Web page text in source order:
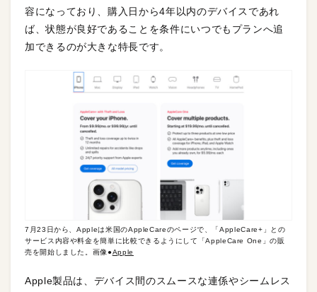
容になっており、購入日から4年以内のデバイスであれ
ば、状態が良好であることを条件にいつでもプランへ追
加できるのが大きな特長です。
7月23日から、Appleは米国のAppleCareのページで、「AppleCare+」との
サービス内容や料金を簡単に比較できるようにして「AppleCare One」の販
売を開始しました。画像●Apple
Apple製品は、デバイス間のスムースな連係やシームレス